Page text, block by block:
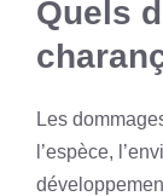
Quels
Les
l’espèce,